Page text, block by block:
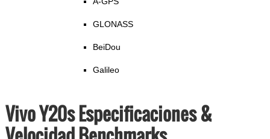
GLONASS
BeiDou
Galileo
Vivo Y20s Especificaciones &